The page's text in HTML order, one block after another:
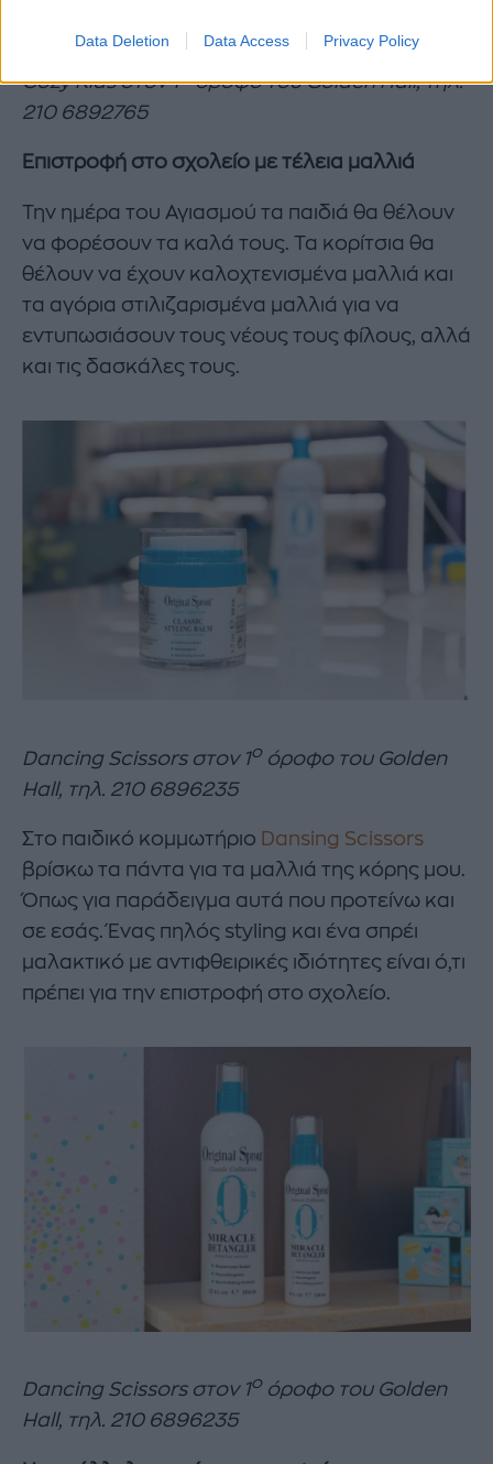
Data Deletion Data Access Privacy Policy
Cozy Kidsστον 1 όροφο τουGolden Hall, τηλ.
210 6892765
Επιστροφή στο σχολείο με τέλεια μαλλιά
Την ημέρα του Αγιασμού τα παιδιά θα θέλουν
να φορέσουν τα καλά τους. Τα κορίτσια θα
θέλουν να έχουν καλοχτενισμένα μαλλιά και
τα αγόρια στιλιζαρισμένα μαλλιά για να
εντυπωσιάσουν τους νέους τους φίλους, αλλά
και τις δασκάλες τους.
Dancing Scissors στον1ο όροφο τουGolden
Hall, τηλ . 210 6896235
Στο παιδικό κομμωτήριο Dansing Scissors
βρίσκω τα πάντα για τα μαλλιά της κόρης μου.
Όπως για παράδειγμα αυτά που προτείνω και
σε εσάς. Ένας πηλός styling και ένα σπρέι
μαλακτικό με αντιφθειρικές ιδιότητες είναι ό,τι
πρέπει για την επιστροφή στο σχολείο.
Dancing Scissors στον1ο όροφο τουGolden
Hall, τηλ. 210 6896235